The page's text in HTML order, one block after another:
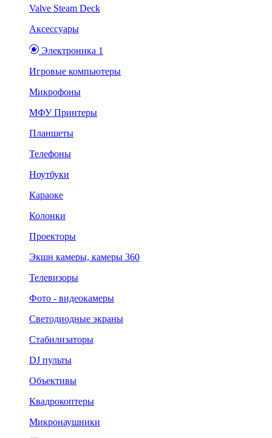
Valve Steam Deck
Аксессуары
Электроника 1
Игровые компьютеры
Микрофоны
МФУ Принтеры
Планшеты
Телефоны
Ноутбуки
Караоке
Колонки
Проекторы
Экшн камеры, камеры 360
Телевизоры
Фото - видеокамеры
Светодиодные экраны
Стабилизаторы
DJ пульты
Объективы
Квадрокоптеры
Микронаушники